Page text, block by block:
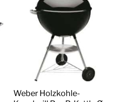
Weber Holzkohle-